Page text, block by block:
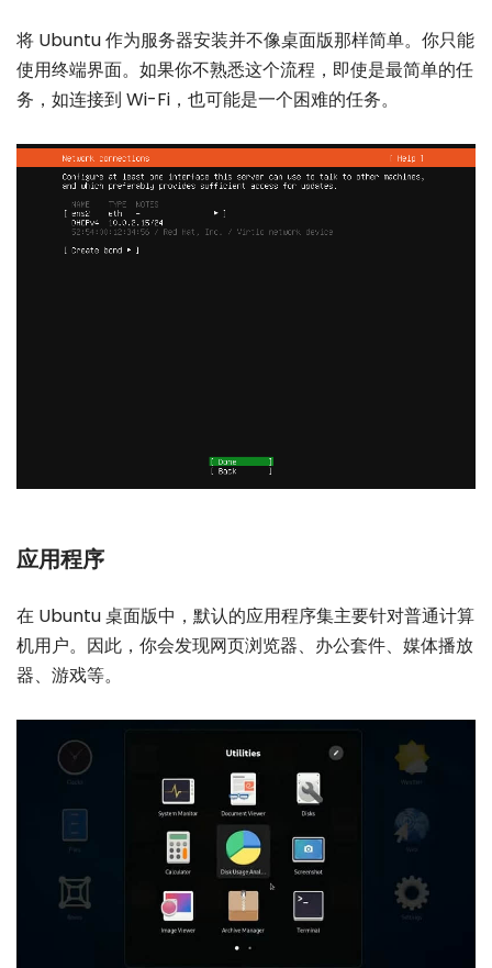
将 Ubuntu 作为服务器安装并不像桌面版那样简单。你只能
使用终端界面。如果你不熟悉这个流程，即使是最简单的任
务，如连接到 Wi-Fi，也可能是一个困难的任务。
应用程序
在 Ubuntu 桌面版中，默认的应用程序集主要针对普通计算
机用户。因此，你会发现网页浏览器、办公套件、媒体播放
器、游戏等。